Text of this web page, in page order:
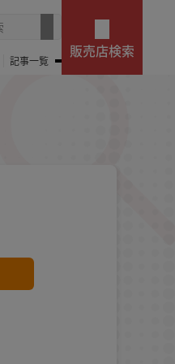
記事一覧
販売店検索